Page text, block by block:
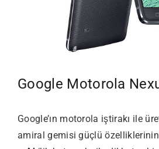
Google Motorola
Google’ın motorola iştirakı ile
amiral gemisi güçlü özelliklerinin